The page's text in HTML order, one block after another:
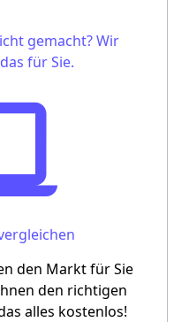
gemacht? Wir
für Sie.
den Markt für Sie
den richtigen
alles kostenlos!